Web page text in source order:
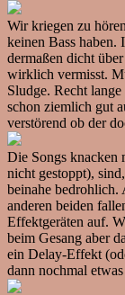
Wir kriegen zu
keinen Bass haben.
dermaßen dicht
wirklich vermisst.
Sludge. Recht
schon ziemlich gut
verstörend ob der
Die Songs knacken
nicht gestoppt),
beinahe
anderen beiden
Effektgeräten auf.
beim Gesang aber
ein Delay-Effekt
dann nochmal